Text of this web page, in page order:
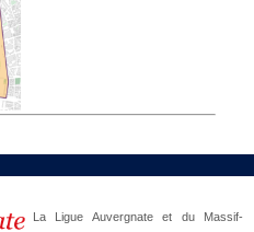
La Ligue Auvergnate et du Massif-